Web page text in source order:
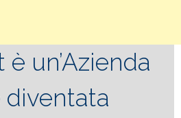
un’Azienda
diventata